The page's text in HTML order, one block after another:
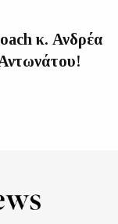
κ. Ανδρέα